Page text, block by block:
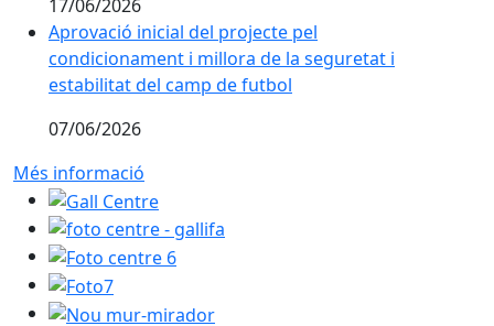
17/06/2026
Aprovació inicial del projecte pel
condicionament i millora de la seguretat i
estabilitat del camp de futbol
07/06/2026
Més informació
Gall Centre
foto centre - gallifa
Foto centre 6
Foto7
Nou mur-mirador